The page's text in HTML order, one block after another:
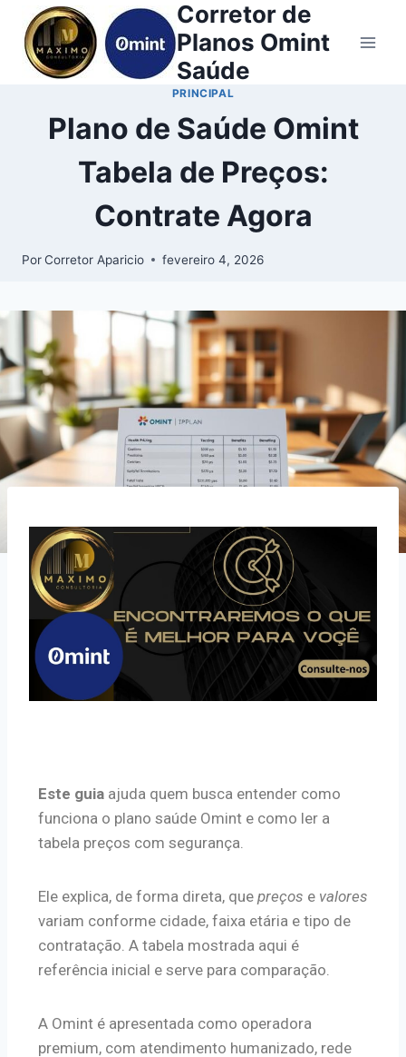
Corretor de
Planos Omint
Saúde
PRINCIPAL
Plano de Saúde Omint
Tabela de Preços:
Contrate Agora
PorCorretor Aparicio fevereiro 4, 2026
Este guia ajuda quem busca entender como
funciona o plano saúde Omint e como ler a
tabela preços com segurança.
Ele explica, de forma direta, que preços e valores
variam conforme cidade, faixa etária e tipo de
contratação. A tabela mostrada aqui é
referência inicial e serve para comparação.
A Omint é apresentada como operadora
premium, com atendimento humanizado, rede